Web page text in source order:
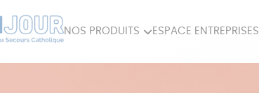
NOS PRODUITS ESPACE ENTREPRISES